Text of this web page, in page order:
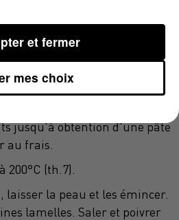
la farine, le sel, le poivre,
jusqu'à obtention d'une pâte
au frais.
(th.7).
laisser la peau et les émincer.
lamelles. Saler et poivrer
mes choix
et fermer